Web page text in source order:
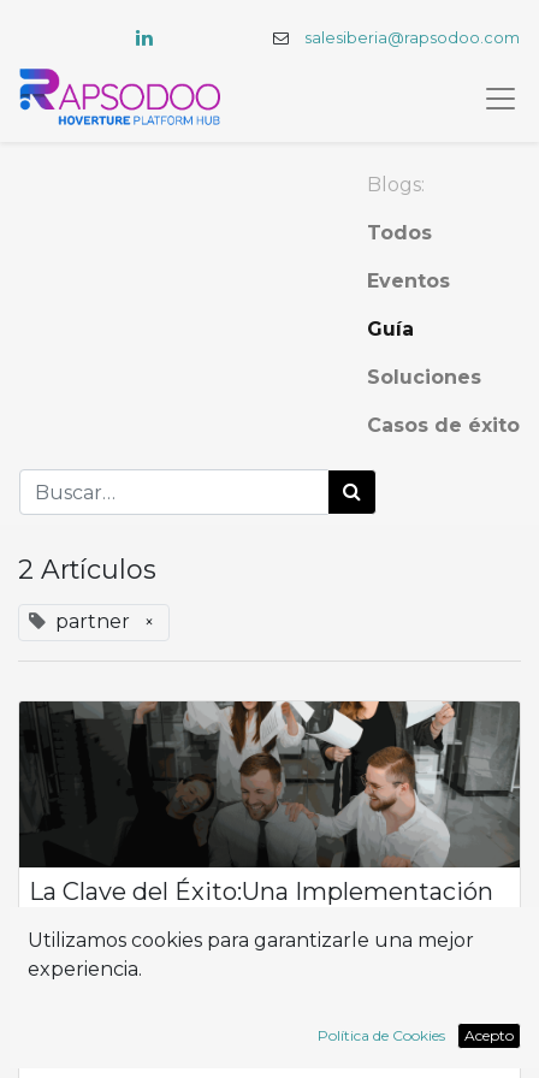
salesiberia@rapsodoo.com
Blogs:
Todos
Eventos
Guía
Soluciones
Casos de éxito
2 Artículos
partner ×
La Clave del Éxito:Una Implementación
Importancia de la Implementación y del Implementador en
Tu Proyecto La implementación y el implementador juegan
Utilizamos cookies para garantizarle una mejor
experiencia.
Política de Cookies Acepto